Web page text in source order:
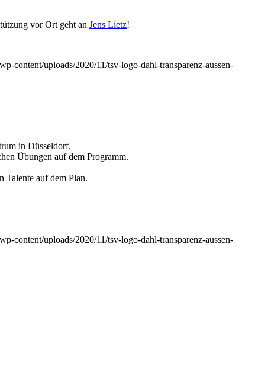
vor Ort geht an Jens Lietz!
content/uploads/2020/11/tsv-logo-dahl-transparenz-aussen-
in Düsseldorf.
Übungen auf dem Programm.
Talente auf dem Plan.
content/uploads/2020/11/tsv-logo-dahl-transparenz-aussen-